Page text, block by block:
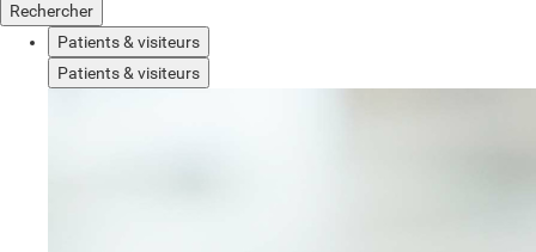
Rechercher
Patients & visiteurs
Patients & visiteurs